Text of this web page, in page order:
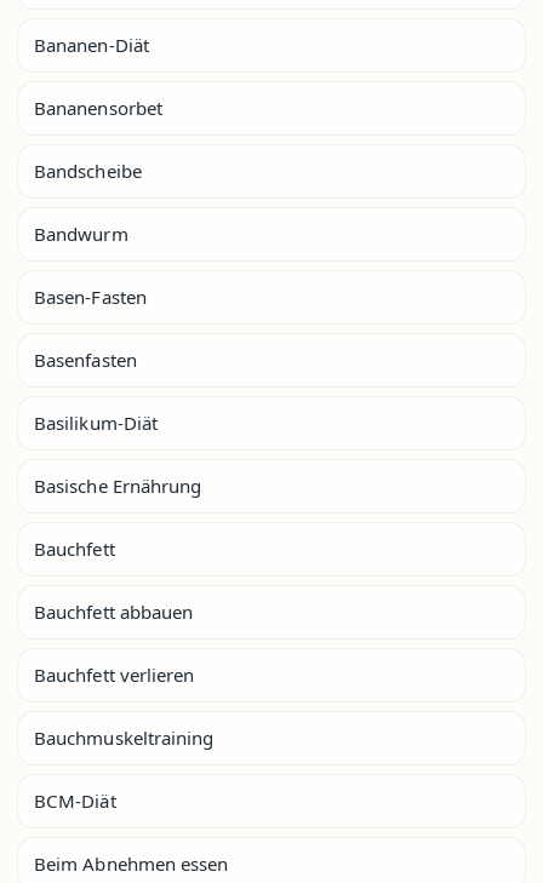
Bananen-Diät
Bananensorbet
Bandscheibe
Bandwurm
Basen-Fasten
Basenfasten
Basilikum-Diät
Basische Ernährung
Bauchfett
Bauchfett abbauen
Bauchfett verlieren
Bauchmuskeltraining
BCM-Diät
Beim Abnehmen essen